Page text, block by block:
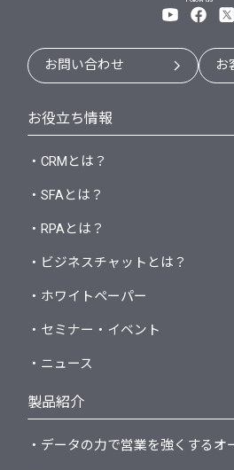
お問い合わせ お
お役立ち情報
・CRMとは？
・SFAとは？
・RPAとは？
・ビジネスチャットとは？
・ホワイトペーパー
・セミナー・イベント
・ニュース
製品紹介
・データの力で営業を強くするオ